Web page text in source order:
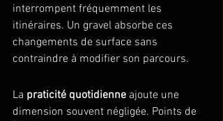
interrompent fréquemment les
itinéraires. Un gravel absorbe ces
changements de surface sans
contraindre à modifier son parcours.
La praticité quotidienne ajoute une
dimension souvent négligée. Points de